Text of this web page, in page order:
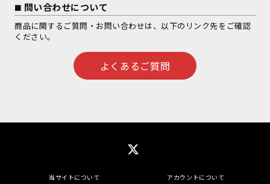
問い合わせについて
商品に関するご質問・お問い合わせは、以下のリンク先をご確認
ください。
よくあるご質問
当サイトについて アカウントについて